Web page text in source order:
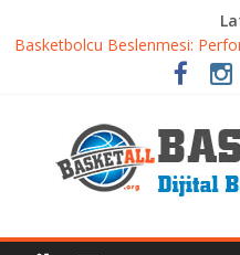
Basketbolcu Beslenmesi:
Basketbolda Şut Antrenmanı
Dünyanın En İyi Basketbol
Etkili Basketbol Antrenmanı